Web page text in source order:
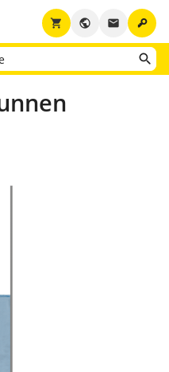
key
email
public
shopping_cart